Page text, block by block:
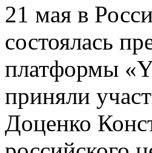
21 мая в
состоялась
платформы
приняли
Доценко